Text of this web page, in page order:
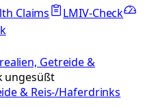
Claims
LMIV-Check
Getreide &
ungesüßt
& Reis-/Haferdrinks